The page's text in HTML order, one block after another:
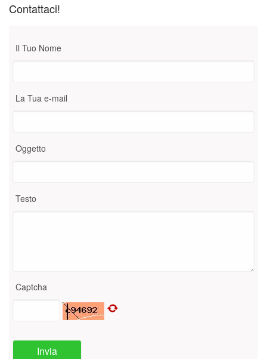
Contattaci!
Il Tuo Nome
La Tua e-mail
Oggetto
Testo
Captcha
Invia